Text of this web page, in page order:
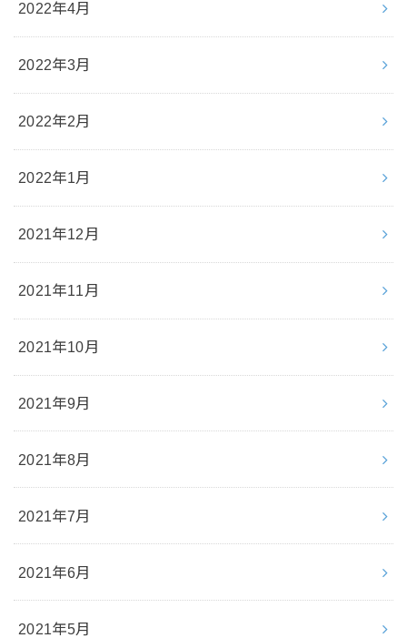
2022年4月
2022年3月
2022年2月
2022年1月
2021年12月
2021年11月
2021年10月
2021年9月
2021年8月
2021年7月
2021年6月
2021年5月